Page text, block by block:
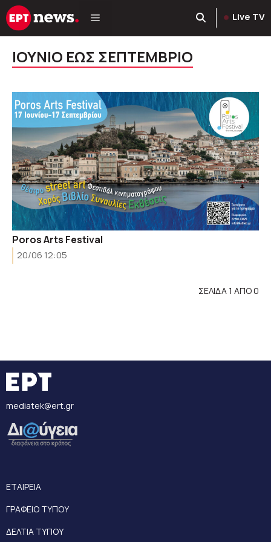
Μετάβαση
σε
Live TV
ΙΟΥΝΙΟ ΕΩΣ ΣΕΠΤΕΜΒΡΙΟ
Poros Arts Festival
20/06 12:05
ΣΕΛΙΔΑ 1 ΑΠΟ 0
mediatek@ert.gr
ΕΤΑΙΡΕΙΑ
ΓΡΑΦΕΙΟ ΤΥΠΟΥ
ΔΕΛΤΙΑ ΤΥΠΟΥ